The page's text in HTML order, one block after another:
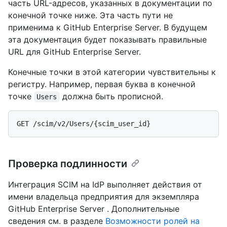
часть URL-адресов, указанных в документации по
конечной точке ниже. Эта часть пути не
применима к GitHub Enterprise Server. В будущем
эта документация будет показывать правильные
URL для GitHub Enterprise Server.
Конечные точки в этой категории чувствительны к
регистру. Например, первая буква в конечной
точке
Users должна быть прописной.
Проверка подлинности
Интеграция SCIM на IdP выполняет действия от
имени владельца предприятия для экземпляра
GitHub Enterprise Server . Дополнительные
сведения см. в разделе Возможности ролей на